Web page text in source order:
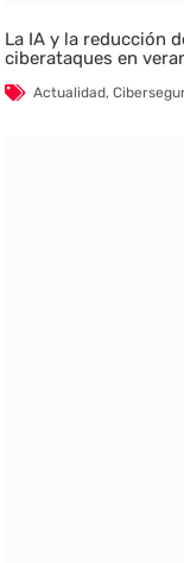
La IA y la reducción
ciberataques en
Actualidad,